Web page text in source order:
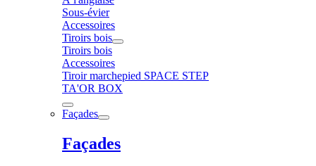
Sous-évier
Accessoires
Tiroirs bois
Tiroirs bois
Accessoires
Tiroir marchepied SPACE STEP
TA'OR BOX
Façades
Façades